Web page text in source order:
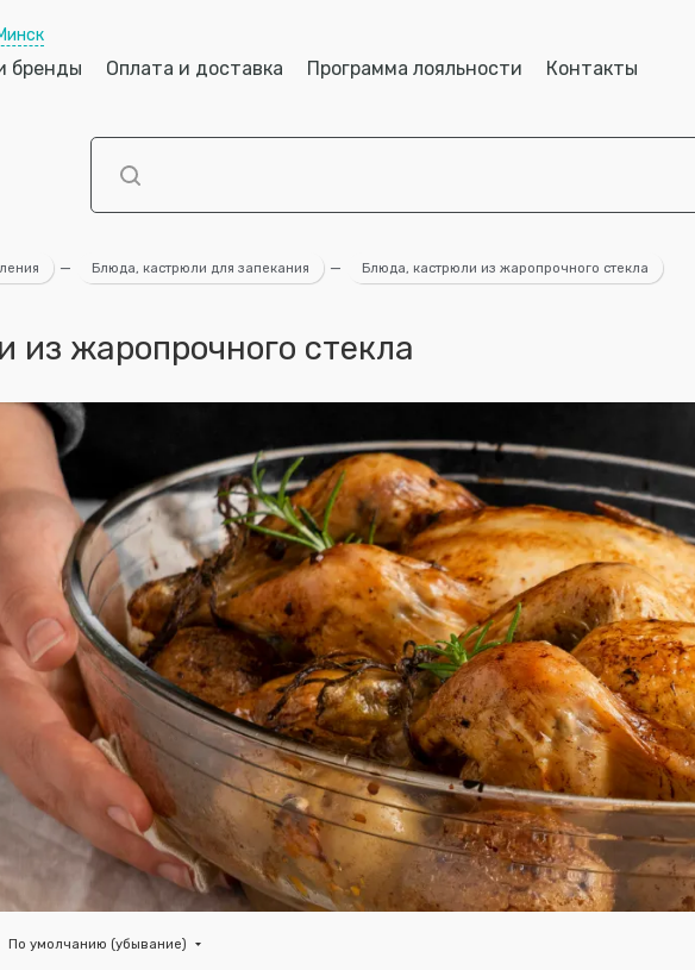
бренды Оплата и доставка Программа лояльности Контакты
— Блюда, кастрюли для запекания — Блюда, кастрюли из жаропрочного стекла
из жаропрочного стекла
По умолчанию (убывание)